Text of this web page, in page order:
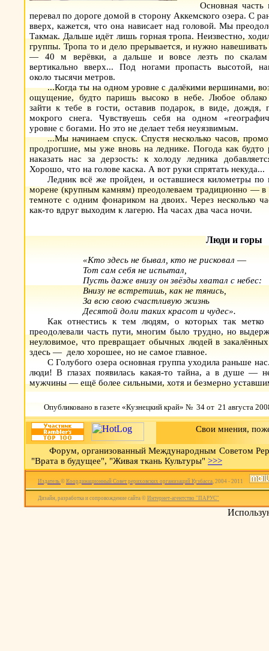
Основная часть
перевал по дороге домой в сторону Аккемского озера. С
вверх, кажется, что она нависает над головой. Мы
Такмак. Дальше идёт лишь горная тропа. Неизвестно,
группы. Тропа то и дело прерывается, и нужно навешивать
— 40 м верёвки, а дальше и вовсе лезть по скалам
вертикально вверх... Под ногами пропасть высотой,
около тысячи метров.
...Когда ты на одном уровне с далёкими вершинами,
ощущение, будто паришь высоко в небе. Любое
зайти к тебе в гости, оставив подарок, в виде, дождя,
мокрого снега. Чувствуешь себя на одном
уровне с богами. Но это не делает тебя неуязвимым.
...Мы начинаем спуск. Спустя несколько часов,
продрогшие, мы уже вновь на леднике. Погода как будто
наказать нас за дерзость: к холоду ледника
Хорошо, что на голове каска. А вот руки спрятать некуда...
Ледник всё же пройден, и оставшиеся километры по
морене (крупным камням) преодолеваем традиционно — в
темноте с одним фонариком на двоих. Через несколько
как-то вдруг выходим к лагерю. На часах два часа ночи.
Люди и горы
«Кто здесь не бывал, кто не рисковал —
Тот сам себя не испытал,
Пусть даже внизу он звёзды хватал с небес:
Внизу не встретишь, как не тянись,
За всю свою счастливую жизнь
Десятой доли таких красот и чудес».
Как отнестись к тем людям, о которых так
преодолевали часть пути, многим было трудно, но
неуловимое, что превращает обычных людей в
здесь — дело хорошее, но не самое главное.
С Голубого озера основная группа уходила раньше
люди! В глазах появилась какая-то тайна, а в душе —
мужчины — ещё более сильными, хотя и безмерно
Опубликовано в газете «Кузнецкий край» № 34 от 21 августа
Свои мнения,
Форум, организованный Международным Советом
"Врата в будущее", "Живая ткань Культуры" >>>
Издатель © Координационный Совет рериховских организаций Кузбасса, 2004 - 2011
Дизайн, разработка и сопровождение сайта © Интернет-агентство "ПАРУС"